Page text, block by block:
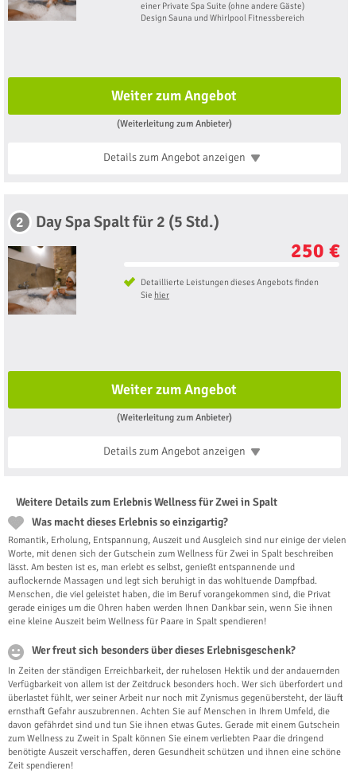
einer Private Spa Suite (ohne andere Gäste)
Design Sauna und Whirlpool Fitnessbereich
Weiter zum Angebot
(Weiterleitung zum Anbieter)
Details zum Angebotanzeigen
2 Day Spa Spalt für 2 (5 Std.)
250 €
Detaillierte Leistungen dieses Angebots finden
Sie hier
Weiter zum Angebot
(Weiterleitung zum Anbieter)
Details zum Angebotanzeigen
Weitere Details zum Erlebnis Wellness für Zwei in Spalt
Was macht dieses Erlebnis so einzigartig?
Romantik, Erholung, Entspannung, Auszeit und Ausgleich sind nur einige der vielen
Worte, mit denen sich der Gutschein zum Wellness für Zwei in Spalt beschreiben
lässt. Am besten ist es, man erlebt es selbst, genießt entspannende und
auflockernde Massagen und legt sich beruhigt in das wohltuende Dampfbad.
Menschen, die viel geleistet haben, die im Beruf vorangekommen sind, die Privat
gerade einiges um die Ohren haben werden Ihnen Dankbar sein, wenn Sie ihnen
eine kleine Auszeit beim Wellness für Paare in Spalt spendieren!
Wer freut sich besonders über dieses Erlebnisgeschenk?
In Zeiten der ständigen Erreichbarkeit, der ruhelosen Hektik und der andauernden
Verfügbarkeit von allem ist der Zeitdruck besonders hoch. Wer sich überfordert und
überlastet fühlt, wer seiner Arbeit nur noch mit Zynismus gegenübersteht, der läuft
ernsthaft Gefahr auszubrennen. Achten Sie auf Menschen in Ihrem Umfeld, die
davon gefährdet sind und tun Sie ihnen etwas Gutes. Gerade mit einem Gutschein
zum Wellness zu Zweit in Spalt können Sie einem verliebten Paar die dringend
benötigte Auszeit verschaffen, deren Gesundheit schützen und ihnen eine schöne
Zeit spendieren!